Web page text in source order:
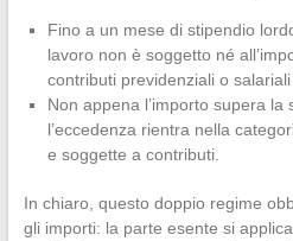
Fino a un mese di stipendio
lavoro non è soggetto né
contributi previdenziali o salariali
Non appena l’importo supera la
l’eccedenza rientra nella
e soggette a contributi.
In chiaro, questo doppio regime
gli importi: la parte esente si